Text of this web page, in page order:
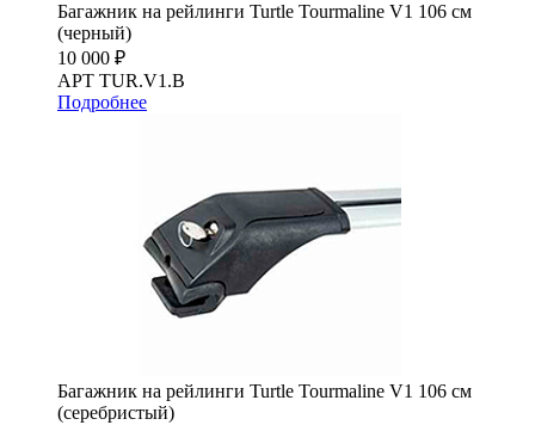
Багажник на рейлинги Turtle Tourmaline V1 106 см
(черный)
10 000 ₽
АРТ TUR.V1.B
Подробнее
Багажник на рейлинги Turtle Tourmaline V1 106 см
(серебристый)